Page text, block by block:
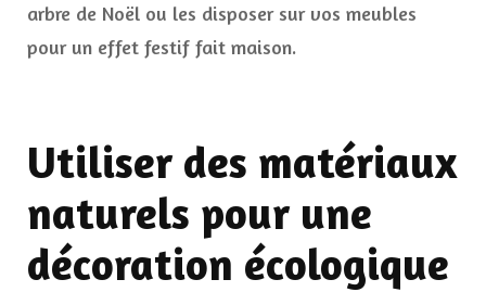
arbre de Noël ou les disposer sur vos meubles
pour un effet festif fait maison.
Utiliser des matériaux
naturels pour une
décoration écologique